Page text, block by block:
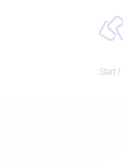
Start